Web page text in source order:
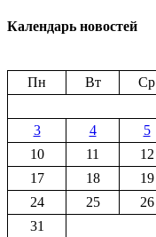
Календарь новостей
Пн
Вт Ср
3
4 5
10
11 12
17
18 19
24
25 26
31